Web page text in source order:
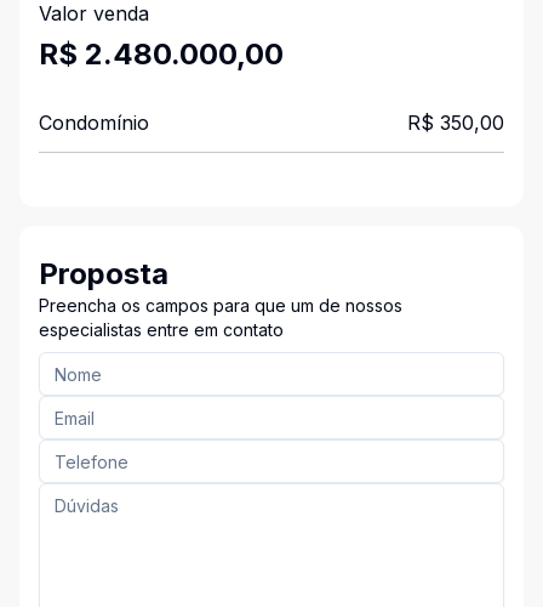
Valor venda
R$ 2.480.000,00
Condomínio R$ 350,00
Proposta
Preencha os campos para que um de nossos
especialistas entre em contato